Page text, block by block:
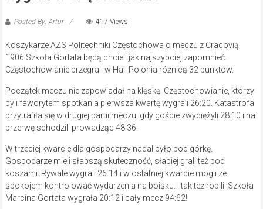
Posted By: Artur 417 Views
Koszykarze AZS Politechniki Częstochowa o meczu z Cracovią
1906 Szkoła Gortata będą chcieli jak najszybciej zapomnieć.
Częstochowianie przegrali w Hali Polonia różnicą 32 punktów.
Początek meczu nie zapowiadał na klęskę. Częstochowianie, którzy
byli faworytem spotkania pierwsza kwartę wygrali 26:20. Katastrofa
przytrafiła się w drugiej partii meczu, gdy goście zwyciężyli 28:10 i na
przerwę schodzili prowadząc 48:36.
W trzeciej kwarcie dla gospodarzy nadal było pod górkę.
Gospodarze mieli słabszą skuteczność, słabiej grali też pod
koszami. Rywale wygrali 26:14 i w ostatniej kwarcie mogli ze
spokojem kontrolować wydarzenia na boisku. I tak też robili .Szkoła
Marcina Gortata wygrała 20:12 i cały mecz 94:62!